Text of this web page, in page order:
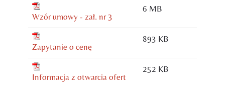
Wzór umowy - zał. nr 3
6 MB
Zapytanie o cenę
893 KB
Informacja z otwarcia ofert
252 KB